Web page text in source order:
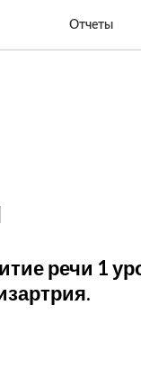
Отчеты
речи 1